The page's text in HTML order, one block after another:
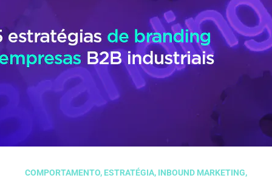
COMPORTAMENTO, ESTRATÉGIA, INBOUND MARKETING,